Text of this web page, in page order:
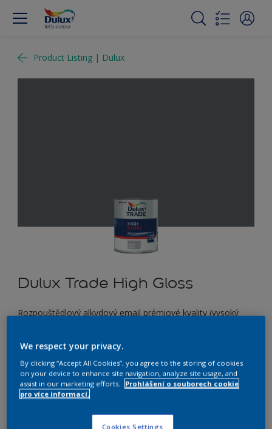
Product Listing | Dulux
Dulux Trade High Gloss
Rozpouštědlový alkydový email prémiové kvality (vysoký
U0.05.35
Změnit odstín
Velikost
2,5 L
We respect your privacy.
By clicking “Accept All Cookies”, you agree to the storing of cookies
on your device to enhance site navigation, analyze site usage, and
assist in our marketing efforts.
Prohlášení o souborech cookie
pro více informací.
Cookies Settings